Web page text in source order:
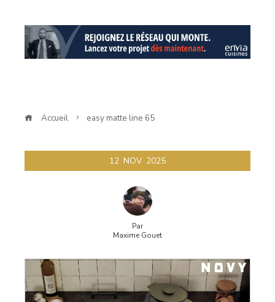
Mot
Clé
matte
line
65
Accueil easy matte line 65
12 NOV 2025
Par
Maxime Gouet